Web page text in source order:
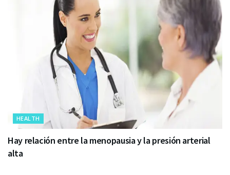
HEALTH
Hay relación entre la menopausia y la presión arterial
alta